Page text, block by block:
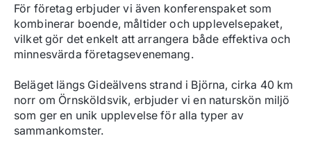
För företag erbjuder vi även konferenspaket som
kombinerar boende, måltider och upplevelsepaket,
vilket gör det enkelt att arrangera både effektiva och
minnesvärda företagsevenemang.
Beläget längs Gideälvens strand i Björna, cirka 40 km
norr om Örnsköldsvik, erbjuder vi en naturskön miljö
som ger en unik upplevelse för alla typer av
sammankomster.